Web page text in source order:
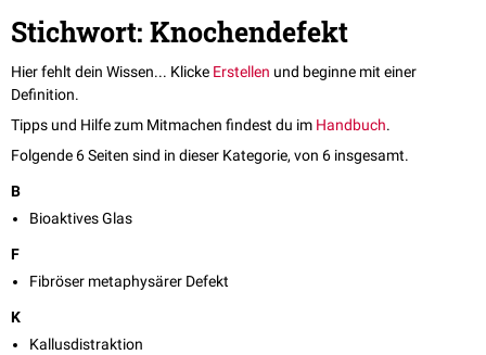
Stichwort: Knochendefekt
Hier fehlt dein Wissen... Klicke Erstellen und beginne mit einer
Definition.
Tipps und Hilfe zum Mitmachen findest du im Handbuch.
Folgende 6 Seiten sind in dieser Kategorie, von 6 insgesamt.
B
Bioaktives Glas
F
Fibröser metaphysärer Defekt
K
Kallusdistraktion